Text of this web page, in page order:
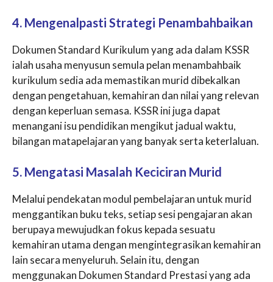
4. Mengenalpasti Strategi Penambahbaikan
Dokumen Standard Kurikulum yang ada dalam KSSR
ialah usaha menyusun semula pelan menambahbaik
kurikulum sedia ada memastikan murid dibekalkan
dengan pengetahuan, kemahiran dan nilai yang relevan
dengan keperluan semasa. KSSR ini juga dapat
menangani isu pendidikan mengikut jadual waktu,
bilangan matapelajaran yang banyak serta keterlaluan.
5. Mengatasi Masalah Keciciran Murid
Melalui pendekatan modul pembelajaran untuk murid
menggantikan buku teks, setiap sesi pengajaran akan
berupaya mewujudkan fokus kepada sesuatu
kemahiran utama dengan mengintegrasikan kemahiran
lain secara menyeluruh. Selain itu, dengan
menggunakan Dokumen Standard Prestasi yang ada